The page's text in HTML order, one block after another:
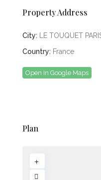
Property Address
City:
LE TOUQUET
Country: France
Open In Google Maps
Plan